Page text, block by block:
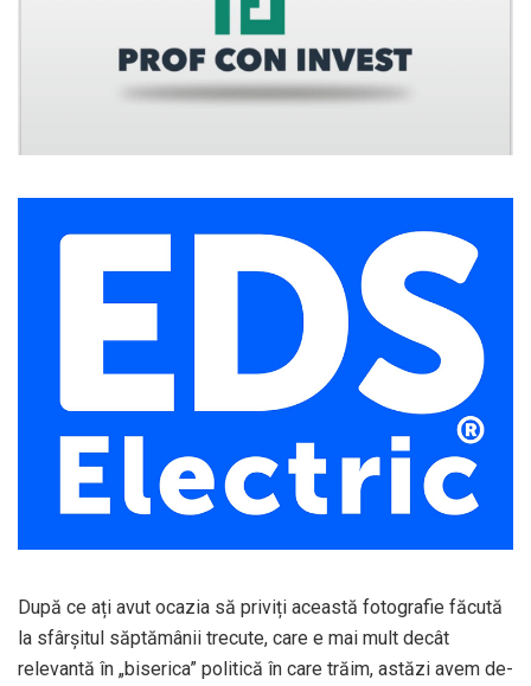
După ce ați avut ocazia să priviți această fotografie făcută
la sfârșitul săptămânii trecute, care e mai mult decât
relevantă în „biserica” politică în care trăim, astăzi avem de-